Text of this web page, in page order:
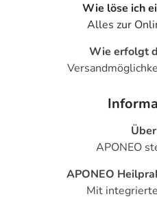
Wie löse ich
Alles zur
Wie erfolgt
APONEO
APONEO
Mit